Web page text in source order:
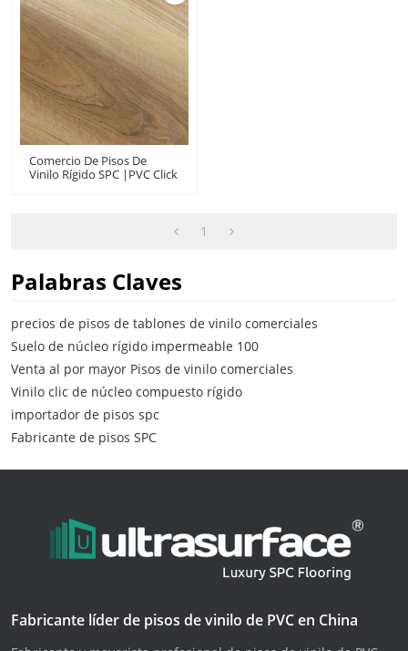
Comercio De Pisos De
Vinilo Rígido SPC |PVC Click
1
Palabras Claves
precios de pisos de tablones de vinilo comerciales
Suelo de núcleo rígido impermeable 100
Venta al por mayor Pisos de vinilo comerciales
Vinilo clic de núcleo compuesto rígido
importador de pisos spc
Fabricante de pisos SPC
Fabricante líder de pisos de vinilo de PVC en China